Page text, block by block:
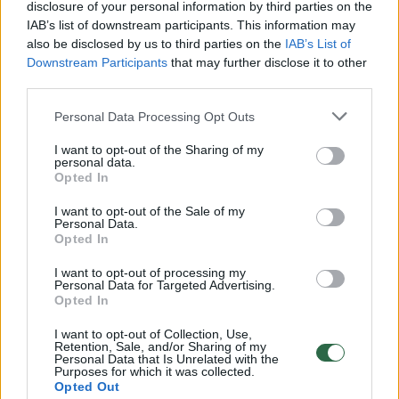
disclosure of your personal information by third parties on the
IAB’s list of downstream participants. This information may
also be disclosed by us to third parties on the IAB’s List of
Downstream Participants that may further disclose it to other
Personal Data Processing Opt Outs
I want to opt-out of the Sharing of my
personal data.
Opted In
I want to opt-out of the Sale of my
Personal Data.
Opted In
I want to opt-out of processing my
Personal Data for Targeted Advertising.
Opted In
I want to opt-out of Collection, Use,
Retention, Sale, and/or Sharing of my
Personal Data that Is Unrelated with the
Purposes for which it was collected.
Opted Out
00:00:30
Vaizdai iš tragiškos avarijos Vilniaus r.: dviejų moterų ir
vaiko gyvybių išgelbėti nepavyko
Žinios | Lietuvos diena
Savaitės vidurys nusimato karštas: temperatūra kils iki
32 laipsnių šilumos
vaizdas pribloškia
Avarija Vilniuje: į stotelę įsirėžęs automobilis sužalojo